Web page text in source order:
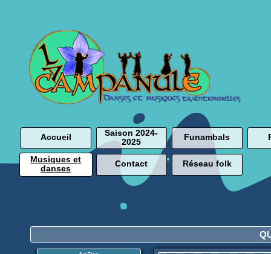
Accueil
Saison 2024-
2025
Funambals
Musiques et
danses
Contact Réseau folk